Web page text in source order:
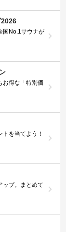
国No.1サウナが
得な「特別価
を当てよう！
ップ。まとめて